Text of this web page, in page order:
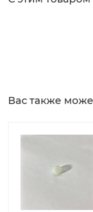
Вас также